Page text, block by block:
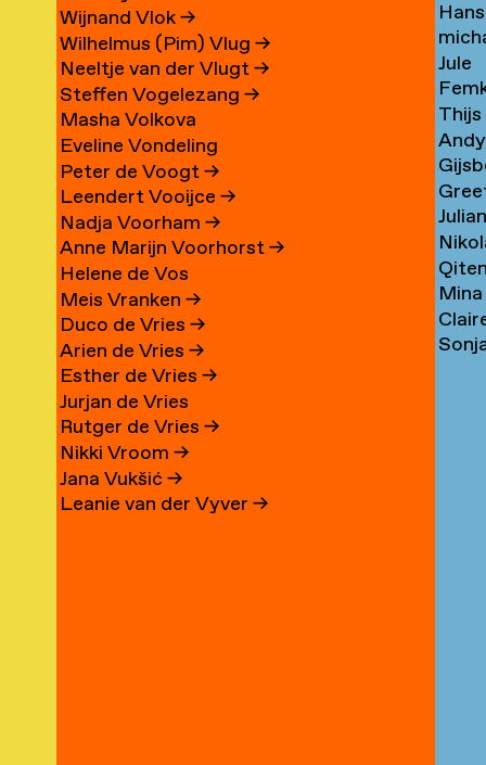
Wijnand Vlok→
Wilhelmus (Pim) Vlug →
Neeltje van der Vlugt→
Steffen Vogelezang →
Masha Volkova
Eveline Vondeling
Peter de Voogt→
Leendert Vooijce →
Nadja Voorham →
Anne Marijn Voorhorst→
Helene de Vos
Meis Vranken →
Duco de Vries →
Arien de Vries →
Esther de Vries →
Jurjan de Vries
Rutger de Vries →
Nikki Vroom →
Jana Vukšić →
Leanie van der Vyver →
→
→
→
Hans
de
Wolf
→
Zvi→
Jule
→
→
Thijs
→
Andy
→
→
van
der
→
→
→
Wu
Mina
Wu